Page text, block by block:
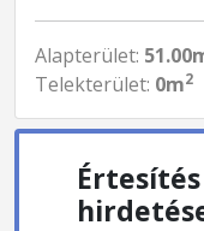
Alapterület:
Telekterület: 0m2